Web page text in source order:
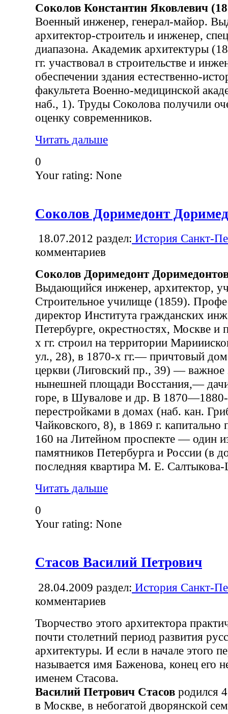
Соколов Константин Яковлевич
Военный инженер, генерал-майор.
архитектор-строитель и инженер,
диапазона. Академик архитектуры
гг. участвовал в строительстве и
обеспечении здания естественно-
факультета Военно-медицинской
наб., 1). Труды Соколова получили
оценку современников.
Читать дальше
0
Your rating: None
Соколов Доримедонт
18.07.2012 раздел: История Санкт-
комментариев
Соколов Доримедонт
Выдающийся инженер, архитектор,
Строительное училище (1859).
директор Института гражданских
Петербурге, окрестностях, Москве
х гг. строил на территории
ул., 28), в 1870-х гг.— причтовый
церкви (Лиговский пр., 39) — важное
нынешней площади Восстания,—
горе, в Шувалове и др. В 1870—1880-
перестройками в домах (наб. кан.
Чайковского, 8), в 1869 г.
160 на Литейном проспекте — один
памятников Петербурга и России (в
последняя квартира М. Е.
Читать дальше
0
Your rating: None
Стасов Василий Петрович
28.04.2009 раздел: История Санкт-
комментариев
Творчество этого архитектора
почти столетний период развития
архитектуры. И если в начале этого
называется имя Баженова, конец его
именем Стасова.
Василий Петрович Стасов родился
в Москве, в небогатой дворянской